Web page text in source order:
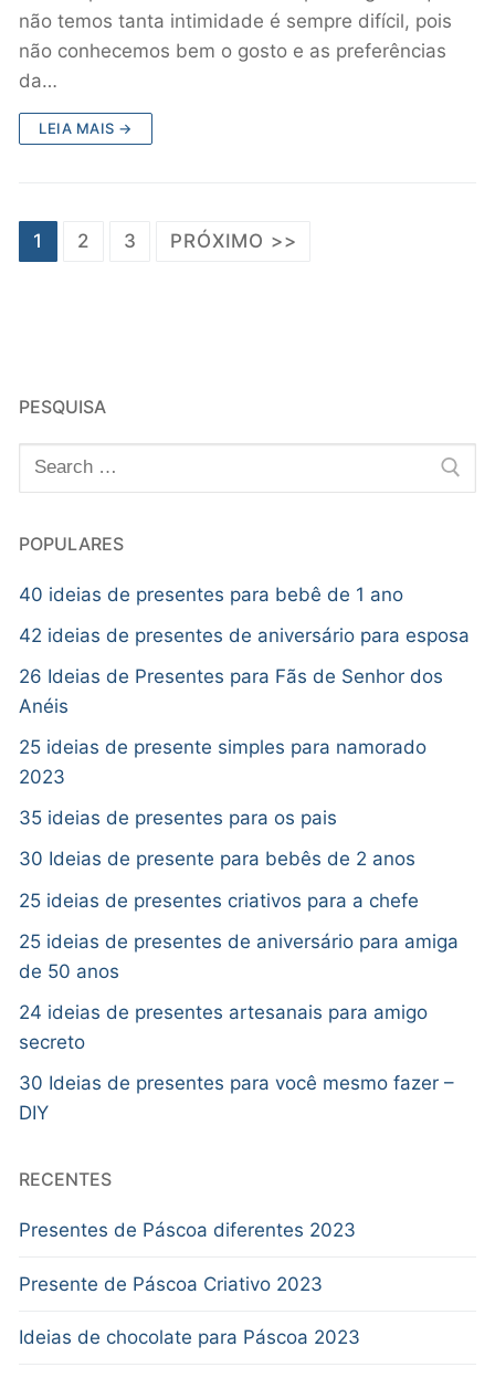
não temos tanta intimidade é sempre difícil, pois
não conhecemos bem o gosto e as preferências
da…
LEIA MAIS →
1 2 3 PRÓXIMO >>
PESQUISA
POPULARES
40 ideias de presentes para bebê de 1 ano
42 ideias de presentes de aniversário para esposa
26 Ideias de Presentes para Fãs de Senhor dos
Anéis
25 ideias de presente simples para namorado
2023
35 ideias de presentes para os pais
30 Ideias de presente para bebês de 2 anos
25 ideias de presentes criativos para a chefe
25 ideias de presentes de aniversário para amiga
de 50 anos
24 ideias de presentes artesanais para amigo
secreto
30 Ideias de presentes para você mesmo fazer –
DIY
RECENTES
Presentes de Páscoa diferentes 2023
Presente de Páscoa Criativo 2023
Ideias de chocolate para Páscoa 2023